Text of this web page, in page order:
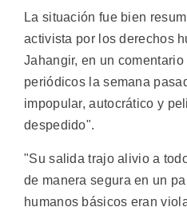
La situación fue bien
activista por los derechos
Jahangir, en un
periódicos la semana
impopular, autocrático y
despedido".
"Su salida trajo alivio a
de manera segura en un
humanos básicos eran